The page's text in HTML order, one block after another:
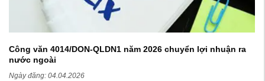
Công văn 4014/DON-QLDN1 năm 2026 chuyển lợi nhuận ra
nước ngoài
Ngày đăng: 04.04.2026